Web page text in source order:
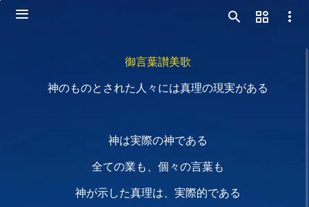
御言葉讃美歌
神のものとされた人々には真理の現実がある
神は実際の神である
全ての業も、個々の言葉も
神が示した真理は、実際的である